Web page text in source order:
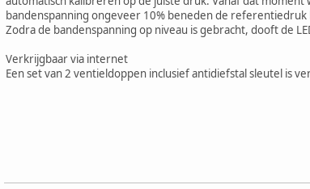
bandenspanning ongeveer 10% beneden de
Zodra de bandenspanning op niveau is gebracht, dooft de
Verkrijgbaar via internet
Een set van 2 ventieldoppen inclusief antidiefstal sleutel is